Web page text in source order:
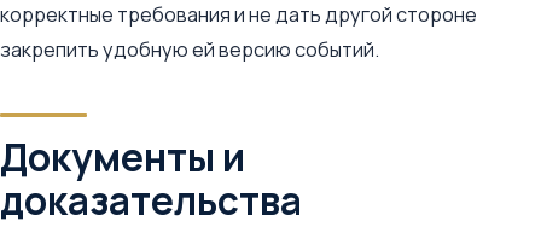
корректные требования и не дать другой стороне
закрепить удобную ей версию событий.
Документы и
доказательства